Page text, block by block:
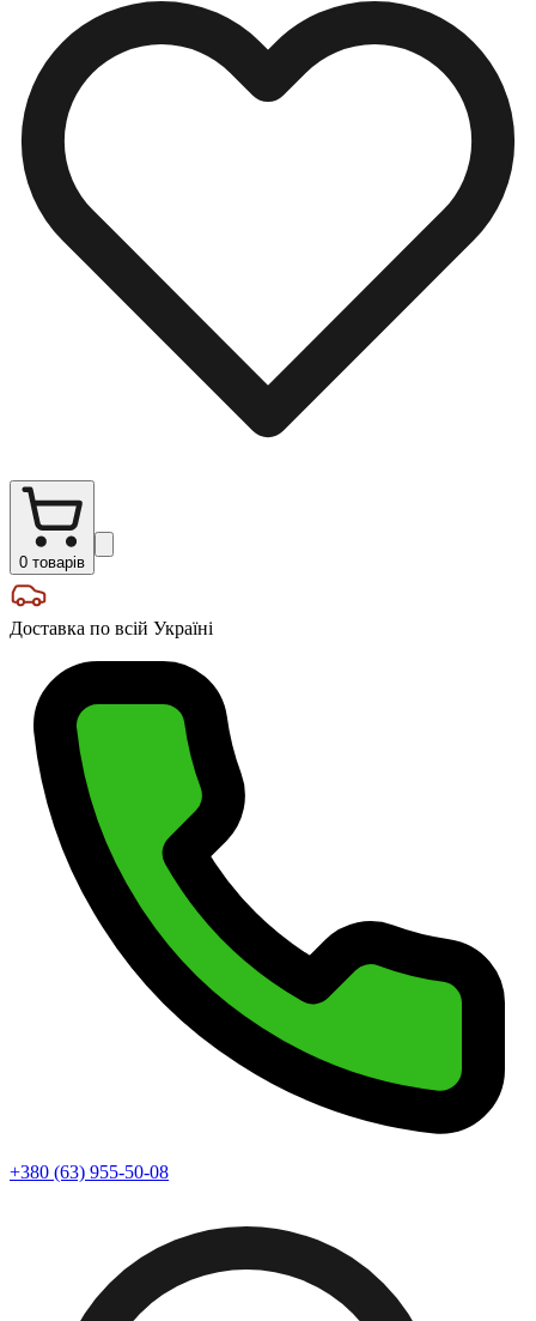
0 товарів
Доставка по всій Україні
+380 (63) 955-50-08